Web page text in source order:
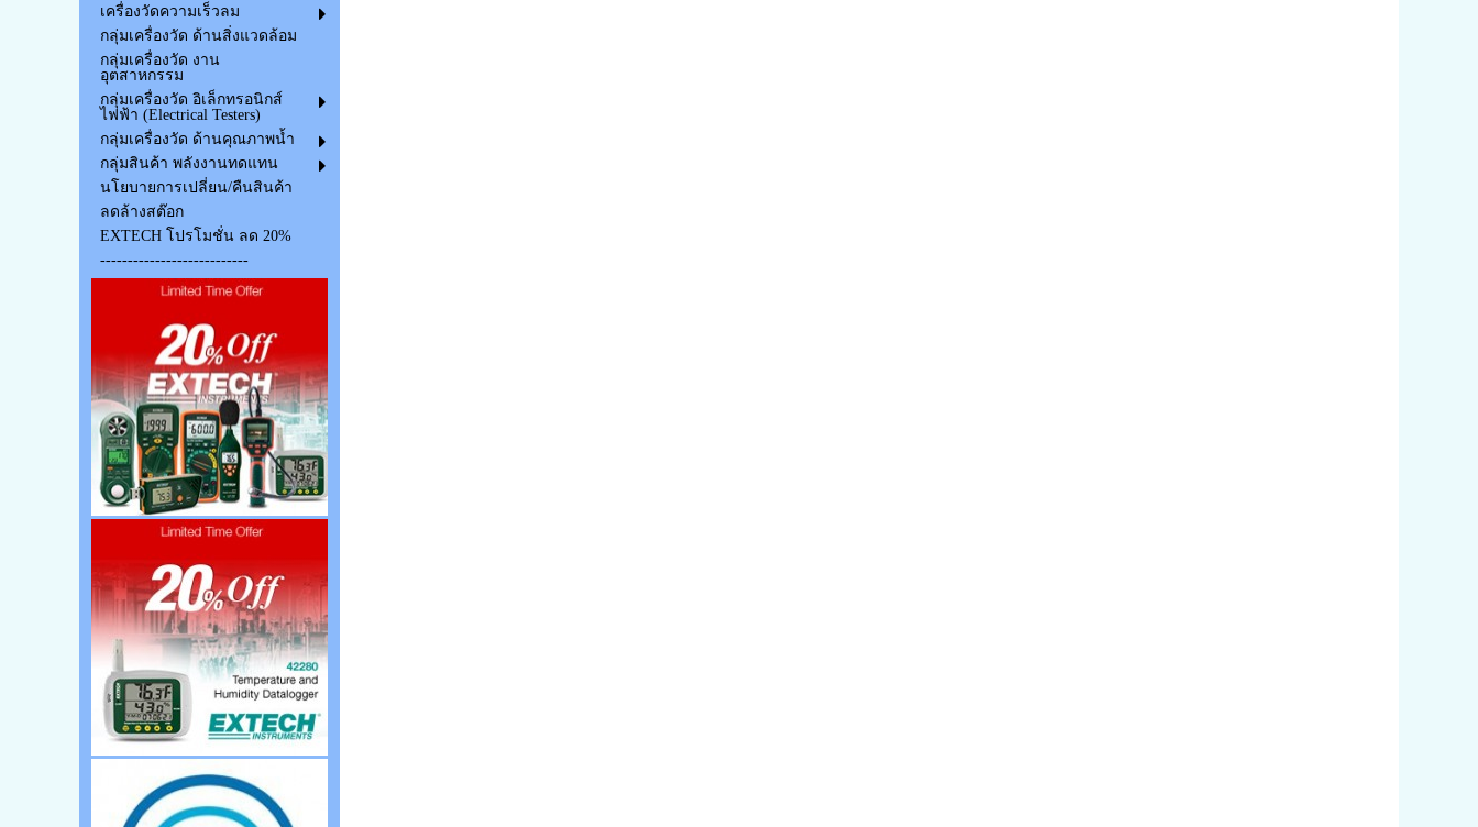
เครื่องวัดความเร็วลม
กลุ่มเครื่องวัด ด้านสิ่งแวดล้อม
กลุ่มเครื่องวัด งาน
อุตสาหกรรม
กลุ่มเครื่องวัด อิเล็กทรอนิกส์
ไฟฟ้า (Electrical Testers)
กลุ่มเครื่องวัด ด้านคุณภาพน้ำ
กลุ่มสินค้า พลังงานทดแทน
นโยบายการเปลี่ยน/คืนสินค้า
ลดล้างสต๊อก
EXTECH โปรโมชั่น ลด 20%
---------------------------